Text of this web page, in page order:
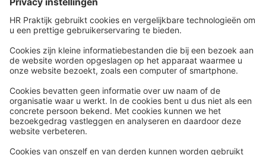
Snel naar
Nieuws
Whitepapers
Webinars
Word lid
Contact
Meer
HR Academy
HR Podcast
CHRO
HR Day
Volg Ons